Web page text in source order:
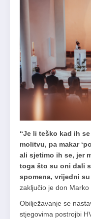
“Je li teško kad ih
molitvu, pa makar
ali sjetimo ih se, jer
toga što su oni dali
spomena, vrijedni
zaključio je don
Obilježavanje se
stjegovima postrojbi